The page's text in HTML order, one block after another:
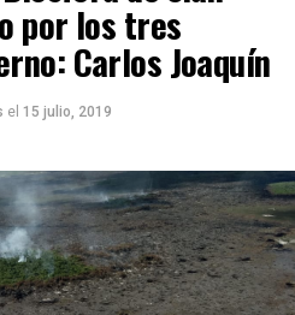
por los tres
Carlos Joaquín
el 15 julio, 2019